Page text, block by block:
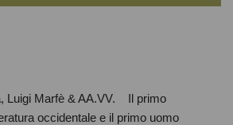
Luigi Marfè & AA.VV. Il primo
occidentale e il primo uomo